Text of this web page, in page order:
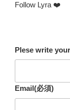
Follow Lyra ❤️
Plese write
Email(必須)